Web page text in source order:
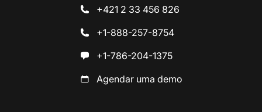
+421 2 33 456 826
+1-888-257-8754
+1-786-204-1375
Agendar uma demo